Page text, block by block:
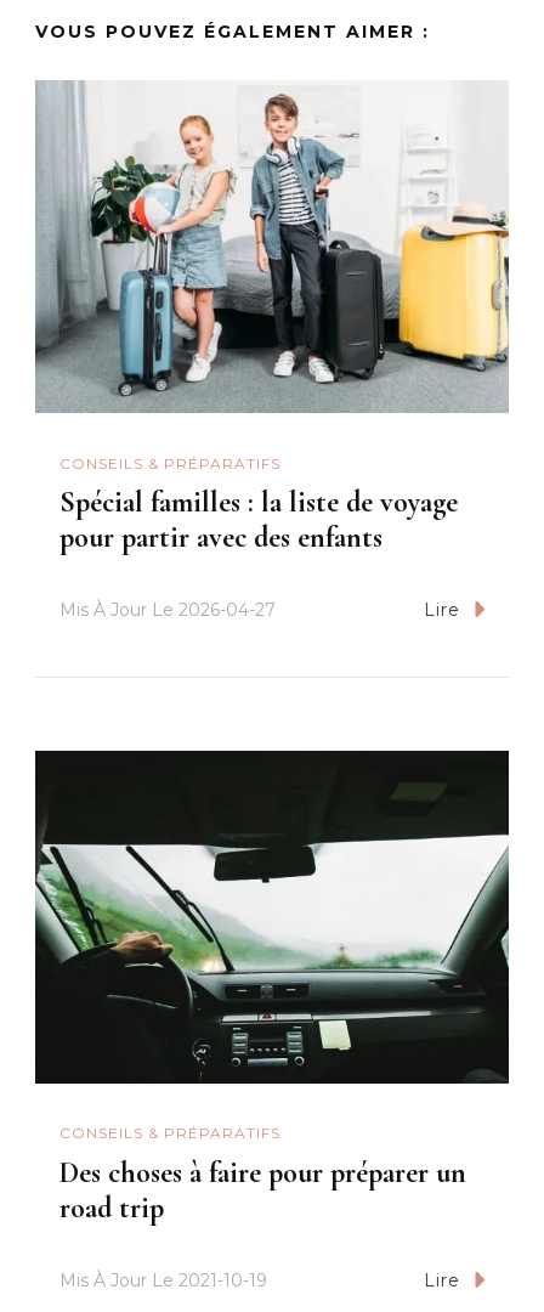
VOUS POUVEZ ÉGALEMENT AIMER :
CONSEILS & PRÉPARATIFS
Spécial familles : la liste de voyage
pour partir avec des enfants
Mis À Jour Le 2026-04-27 Lire
CONSEILS & PRÉPARATIFS
Des choses à faire pour préparer un
road trip
Mis À Jour Le 2021-10-19 Lire